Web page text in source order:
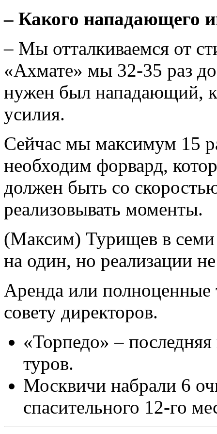
– Какого нападающего
– Мы отталкиваемся от
«Ахмате» мы 32-35 раз
нужен был нападающий,
усилия.
Сейчас мы максимум 15
необходим форвард,
должен быть со
реализовывать моменты.
(Максим) Турищев в семи
на один, но реализации
Аренда или полноценные
совету директоров.
«Торпедо» –
туров.
Москвичи набрали 6
спасительного 12-го